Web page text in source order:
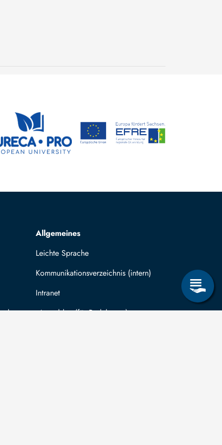
Allgemeines
Leichte Sprache
Kommunikationsverzeichnis (intern)
Intranet
Mit TUBAF Login anmelden